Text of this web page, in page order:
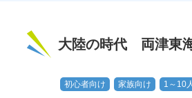
大陸の時代 両津東
初心者向け 家族向け 1～10